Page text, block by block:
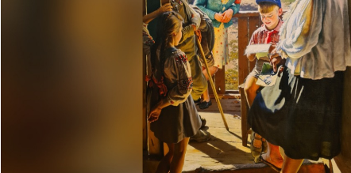
беременным, кормящим женщинам;
людям с ослабленной иммунной системой;